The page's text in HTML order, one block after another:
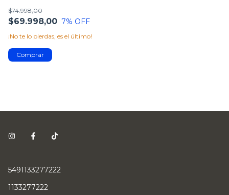
$69.998,00
$74.998,00
7% OFF
¡No te lo pierdas, es el último!
5491133277222
1133277222